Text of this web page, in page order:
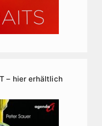
– hier erhältlich